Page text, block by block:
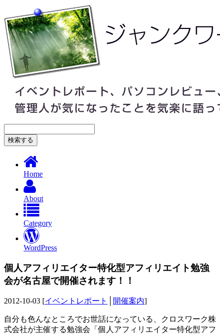
Home
About
Category
WordPress
個人アフィリエイター特化型アフィリエイト勉強
会が名古屋で開催されます！！
2012-10-03 [イベントレポート 開催案内]
自分も色んなところでお世話になっている、クロスワーク株
式会社が主催する勉強会「個人アフィリエイター特化型アフ